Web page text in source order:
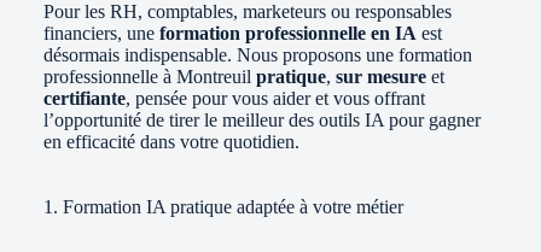
Pour les RH, comptables, marketeurs ou responsables
financiers, une formation professionnelle en IA est
désormais indispensable. Nous proposons une formation
professionnelle à Montreuil pratique, sur mesure et
certifiante, pensée pour vous aider et vous offrant
l’opportunité de tirer le meilleur des outils IA pour gagner
en efficacité dans votre quotidien.
1. Formation IA pratique adaptée à votre métier